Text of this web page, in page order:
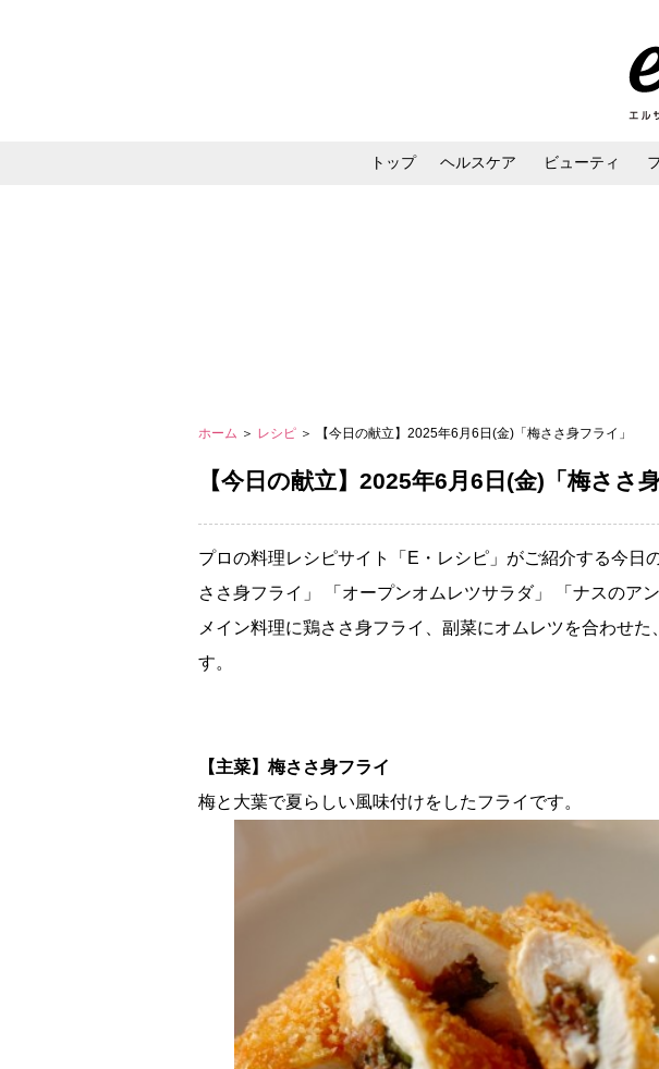
トップ ヘルスケア ビューティ
ホーム ＞ レシピ ＞ 【今日の献立】2025年6月6日(金)「梅ささ身フライ」
【今日の献立】2025年6月6日(金)「梅ささ
プロの料理レシピサイト「E・レシピ」がご紹介する今日
ささ身フライ」 「オープンオムレツサラダ」 「ナスのア
メイン料理に鶏ささ身フライ、副菜にオムレツを合わせ
す。
【主菜】梅ささ身フライ
梅と大葉で夏らしい風味付けをしたフライです。